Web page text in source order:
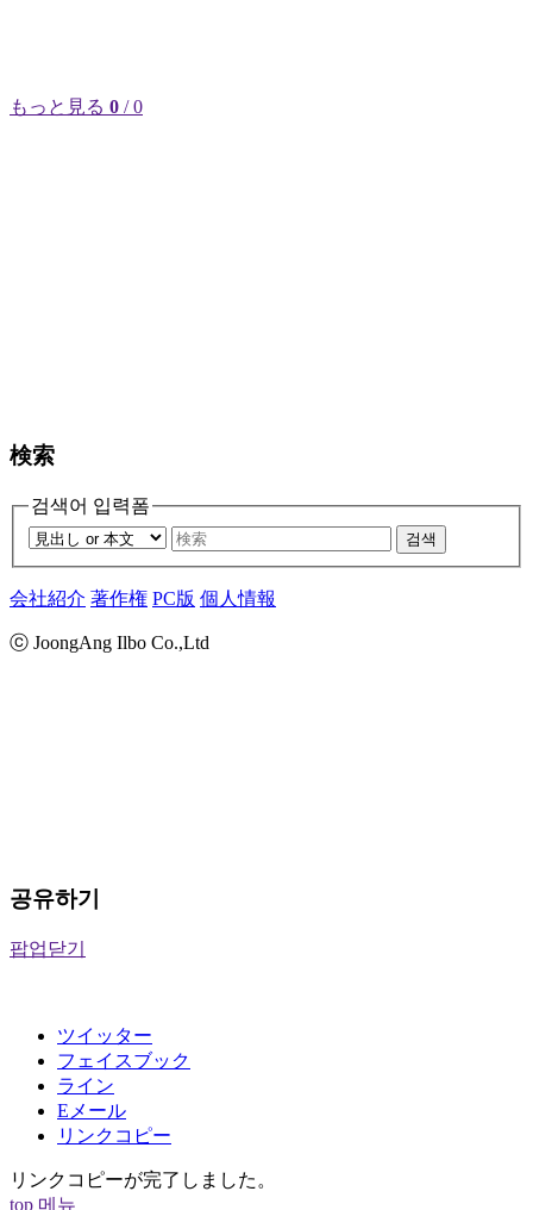
もっと見る 0 / 0
検索
검색어 입력폼
검색
会社紹介 著作権 PC版 個人情報
ⓒ JoongAng Ilbo Co.,Ltd
공유하기
팝업닫기
ツイッター
フェイスブック
ライン
Eメール
リンクコピー
リンクコピーが完了しました。
top 메뉴